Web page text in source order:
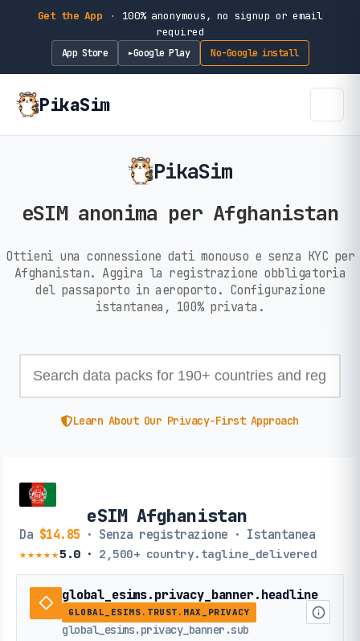
Get the App ·
100% anonymous, no signup or email
required
App Store ►Google Play No-Google install
PikaSim
PikaSim
eSIM anonima per Afghanistan
Ottieni una connessione dati monouso e senza KYC per
Afghanistan. Aggira la registrazione obbligatoria
del passaporto in aeroporto. Configurazione
istantanea, 100% privata.
Learn About Our Privacy-First Approach
eSIM Afghanistan
Da $14.85 · Senza registrazione · Istantanea
★★★★★5.0· 2,500+ country.tagline_delivered
global_esims.privacy_banner.headline
GLOBAL_ESIMS.TRUST.MAX_PRIVACY
global_esims.privacy_banner.sub